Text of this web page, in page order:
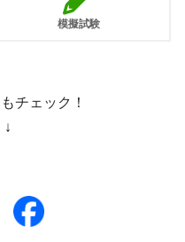
模擬試験
チェック！